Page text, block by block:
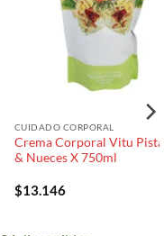
CUIDADO CORPORAL
Crema Corporal Vitu
& Nueces X 750ml
$13.146